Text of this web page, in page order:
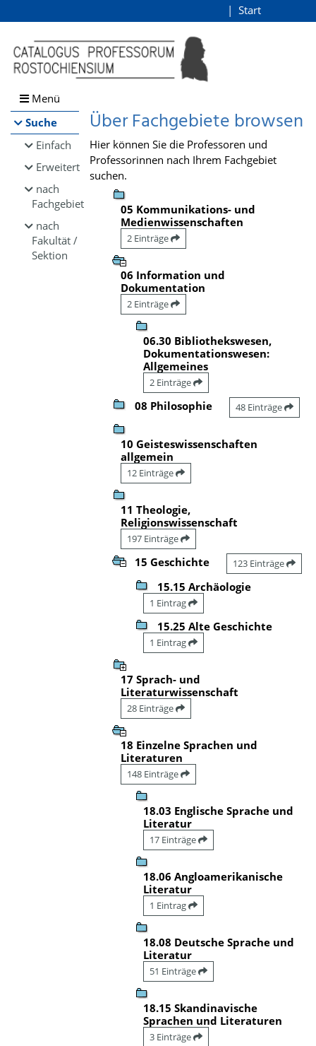
Browsen
direkt zum Inhalt
Start
Menü
Suche
Einfach
Erweitert
nach
Fachgebiet
nach
Fakultät /
Sektion
Über Fachgebiete browsen
Hier können Sie die Professoren und
Professorinnen nach Ihrem Fachgebiet
suchen.
05 Kommunikations- und
Medienwissenschaften
2 Einträge
06 Information und
Dokumentation
2 Einträge
06.30 Bibliothekswesen,
Dokumentationswesen:
Allgemeines
2 Einträge
08 Philosophie 48 Einträge
10 Geisteswissenschaften
allgemein
12 Einträge
11 Theologie,
Religionswissenschaft
197 Einträge
15 Geschichte 123 Einträge
15.15 Archäologie
1 Eintrag
15.25 Alte Geschichte
1 Eintrag
17 Sprach- und
Literaturwissenschaft
28 Einträge
18 Einzelne Sprachen und
Literaturen
148 Einträge
18.03 Englische Sprache und
Literatur
17 Einträge
18.06 Angloamerikanische
Literatur
1 Eintrag
18.08 Deutsche Sprache und
Literatur
51 Einträge
18.15 Skandinavische
Sprachen und Literaturen
3 Einträge